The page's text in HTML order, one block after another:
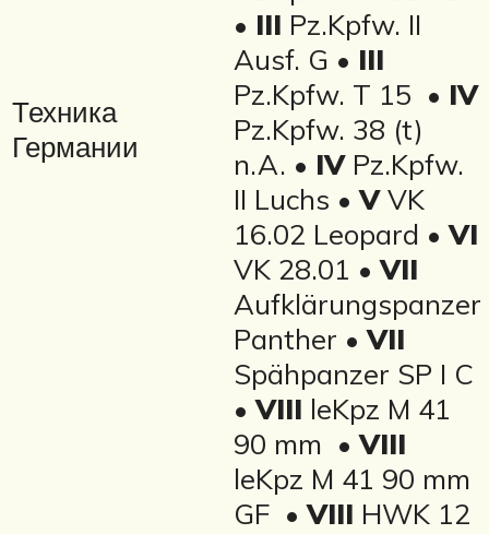
Техника
Германии
• III Pz.Kpfw. II
Ausf. G • III
Pz.Kpfw. T 15 • IV
Pz.Kpfw. 38 (t)
n.A. • IVPz.Kpfw.
II Luchs •VVK
16.02 Leopard •VI
VK 28.01 •VII
Aufklärungspanzer
Panther •VII
Spähpanzer SP I C
•VIII leKpz M 41
90 mm •VIII
leKpz M 41 90 mm
GF •VIII HWK 12